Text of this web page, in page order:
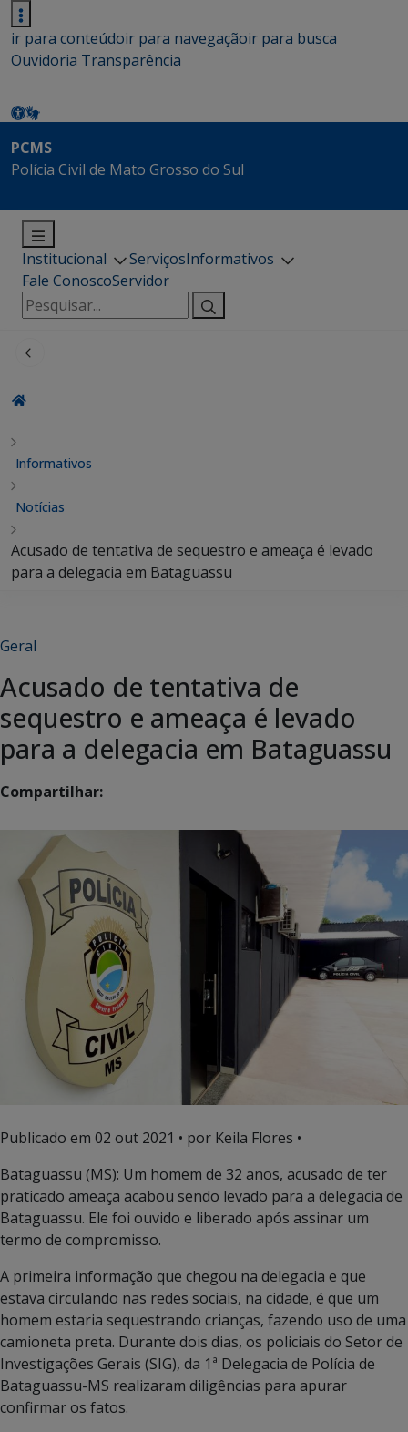
ir para conteúdoir para navegaçãoir para busca
Ouvidoria Transparência
PCMS
Polícia Civil de Mato Grosso do Sul
Institucional ServiçosInformativos
Fale ConoscoServidor
Pesquisar
por:
Informativos
Notícias
Acusado de tentativa de sequestro e ameaça é levado
para a delegacia em Bataguassu
Geral
Acusado de tentativa de
sequestro e ameaça é levado
para a delegacia em Bataguassu
Compartilhar:
Publicado em 02 out 2021 • por Keila Flores •
Bataguassu (MS): Um homem de 32 anos, acusado de ter
praticado ameaça acabou sendo levado para a delegacia de
Bataguassu. Ele foi ouvido e liberado após assinar um
termo de compromisso.
A primeira informação que chegou na delegacia e que
estava circulando nas redes sociais, na cidade, é que um
homem estaria sequestrando crianças, fazendo uso de uma
camioneta preta. Durante dois dias, os policiais do Setor de
Investigações Gerais (SIG), da 1ª Delegacia de Polícia de
Bataguassu-MS realizaram diligências para apurar
confirmar os fatos.